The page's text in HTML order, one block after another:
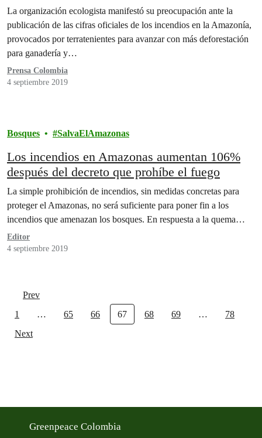
La organización ecologista manifestó su preocupación ante la
publicación de las cifras oficiales de los incendios en la Amazonía,
provocados por terratenientes para avanzar con más deforestación
para ganadería y…
Prensa Colombia
4 septiembre 2019
Bosques SalvaElAmazonas
Los incendios en Amazonas aumentan 106%
después del decreto que prohíbe el fuego
La simple prohibición de incendios, sin medidas concretas para
proteger el Amazonas, no será suficiente para poner fin a los
incendios que amenazan los bosques. En respuesta a la quema…
Editor
4 septiembre 2019
Prev
1
… 65 66 67 68 69 …
78
Next
Greenpeace Colombia